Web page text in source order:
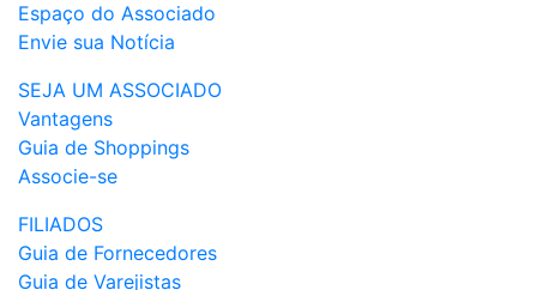
Espaço do Associado
Envie sua Notícia
SEJA UM ASSOCIADO
Vantagens
Guia de Shoppings
Associe-se
FILIADOS
Guia de Fornecedores
Guia de Varejistas